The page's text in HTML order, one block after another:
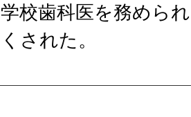
学校歯科医を務めら
くされた。